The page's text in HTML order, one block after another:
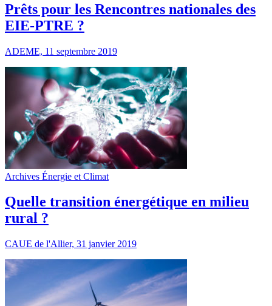
Prêts pour les Rencontres nationales des
EIE-PTRE ?
ADEME, 11 septembre 2019
Archives Énergie et Climat
Quelle transition énergétique en milieu
rural ?
CAUE de l'Allier, 31 janvier 2019